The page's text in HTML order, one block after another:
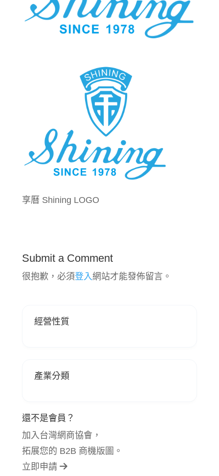
享曆 Shining LOGO
Submit a Comment
很抱歉，必須登入 網站才能發佈留言。
經營性質
產業分類
還不是會員？
加入台灣網商協會，
拓展您的 B2B 商機版圖。
立即申請